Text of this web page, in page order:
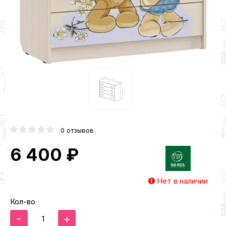
0 отзывов
6 400 ₽
Нет в наличии
Кол-во
- +